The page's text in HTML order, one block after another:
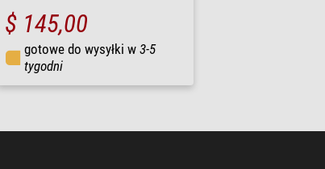
$ 145,00
gotowe do wysyłki w 3-5
tygodni